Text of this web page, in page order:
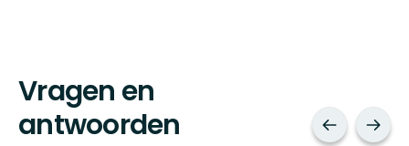
Vragen en
antwoorden